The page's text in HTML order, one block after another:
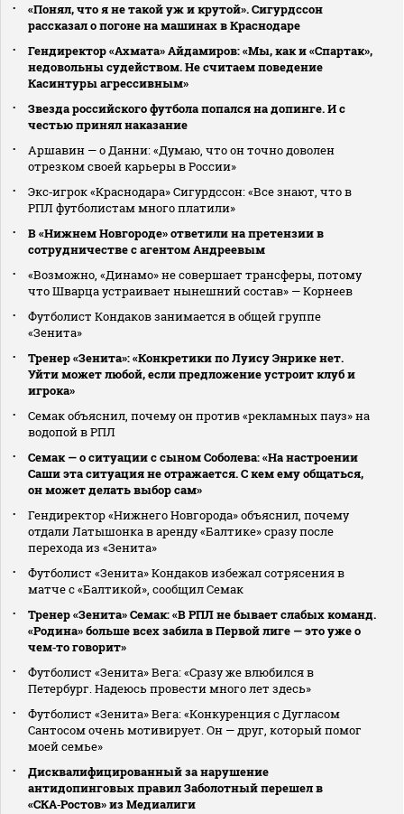
«Понял, что я не такой уж и крутой». Сигурдссон
рассказал о погоне на машинах в Краснодаре
Гендиректор «Ахмата» Айдамиров: «Мы, как и «Спартак»,
недовольны судейством. Не считаем поведение
Касинтуры агрессивным»
Звезда российского футбола попался на допинге. И с
честью принял наказание
Аршавин — о Данни: «Думаю, что он точно доволен
отрезком своей карьеры в России»
Экс‑игрок «Краснодара» Сигурдссон: «Все знают, что в
РПЛ футболистам много платили»
В «Нижнем Новгороде» ответили на претензии в
сотрудничестве с агентом Андреевым
«Возможно, «Динамо» не совершает трансферы, потому
что Шварца устраивает нынешний состав» — Корнеев
Футболист Кондаков занимается в общей группе
«Зенита»
Тренер «Зенита»: «Конкретики по Луису Энрике нет.
Уйти может любой, если предложение устроит клуб и
игрока»
Семак объяснил, почему он против «рекламных пауз» на
водопой в РПЛ
Семак — о ситуации с сыном Соболева: «На настроении
Саши эта ситуация не отражается. С кем ему общаться,
он может делать выбор сам»
Гендиректор «Нижнего Новгорода» объяснил, почему
отдали Латышонка в аренду «Балтике» сразу после
перехода из «Зенита»
Футболист «Зенита» Кондаков избежал сотрясения в
матче с «Балтикой», сообщил Семак
Тренер «Зенита» Семак: «В РПЛ не бывает слабых команд.
«Родина» больше всех забила в Первой лиге — это уже о
чем‑то говорит»
Футболист «Зенита» Вега: «Сразу же влюбился в
Петербург. Надеюсь провести много лет здесь»
Футболист «Зенита» Вега: «Конкуренция с Дугласом
Сантосом очень мотивирует. Он — друг, который помог
моей семье»
Дисквалифицированный за нарушение
антидопинговых правил Заболотный перешел в
«СКА‑Ростов» из Медиалиги